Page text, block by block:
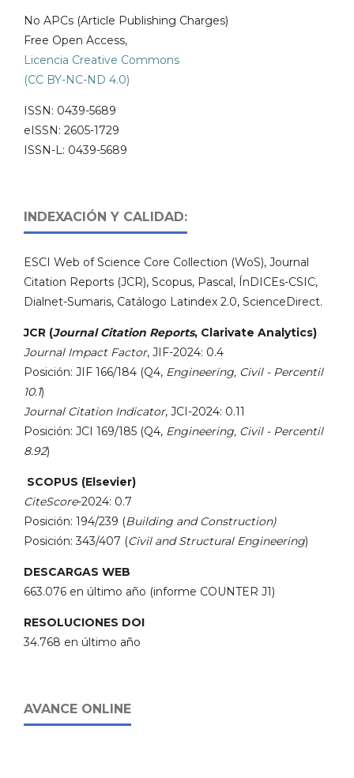
No APCs (Article Publishing Charges)
Free Open Access,
Licencia Creative Commons
(CC BY-NC-ND 4.0)
ISSN: 0439-5689
eISSN: 2605-1729
ISSN-L: 0439-5689
INDEXACIÓN Y CALIDAD:
ESCI Web of Science Core Collection (WoS), Journal
Citation Reports (JCR), Scopus, Pascal, ÍnDICEs-CSIC,
Dialnet-Sumaris, Catálogo Latindex 2.0, ScienceDirect.
JCR (Journal Citation Reports, Clarivate Analytics)
Journal Impact Factor, JIF-2024: 0.4
Posición: JIF 166/184 (Q4, Engineering, Civil - Percentil
10.1)
Journal Citation Indicator, JCI-2024: 0.11
Posición: JCI 169/185 (Q4, Engineering, Civil - Percentil
8.92)
SCOPUS (Elsevier)
CiteScore-2024: 0.7
Posición: 194/239 (Building and Construction)
Posición: 343/407 (Civil and Structural Engineering)
DESCARGAS WEB
663.076 en último año (informe COUNTER J1)
RESOLUCIONES DOI
34.768 en último año
AVANCE ONLINE